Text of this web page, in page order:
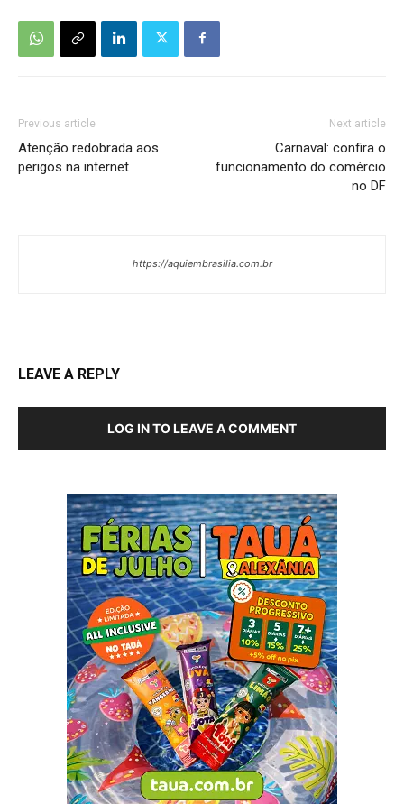
Previous article
Atenção redobrada aos
perigos na internet
Next article
Carnaval: confira o
funcionamento do comércio
no DF
https://aquiembrasilia.com.br
LEAVE A REPLY
LOG IN TO LEAVE A COMMENT